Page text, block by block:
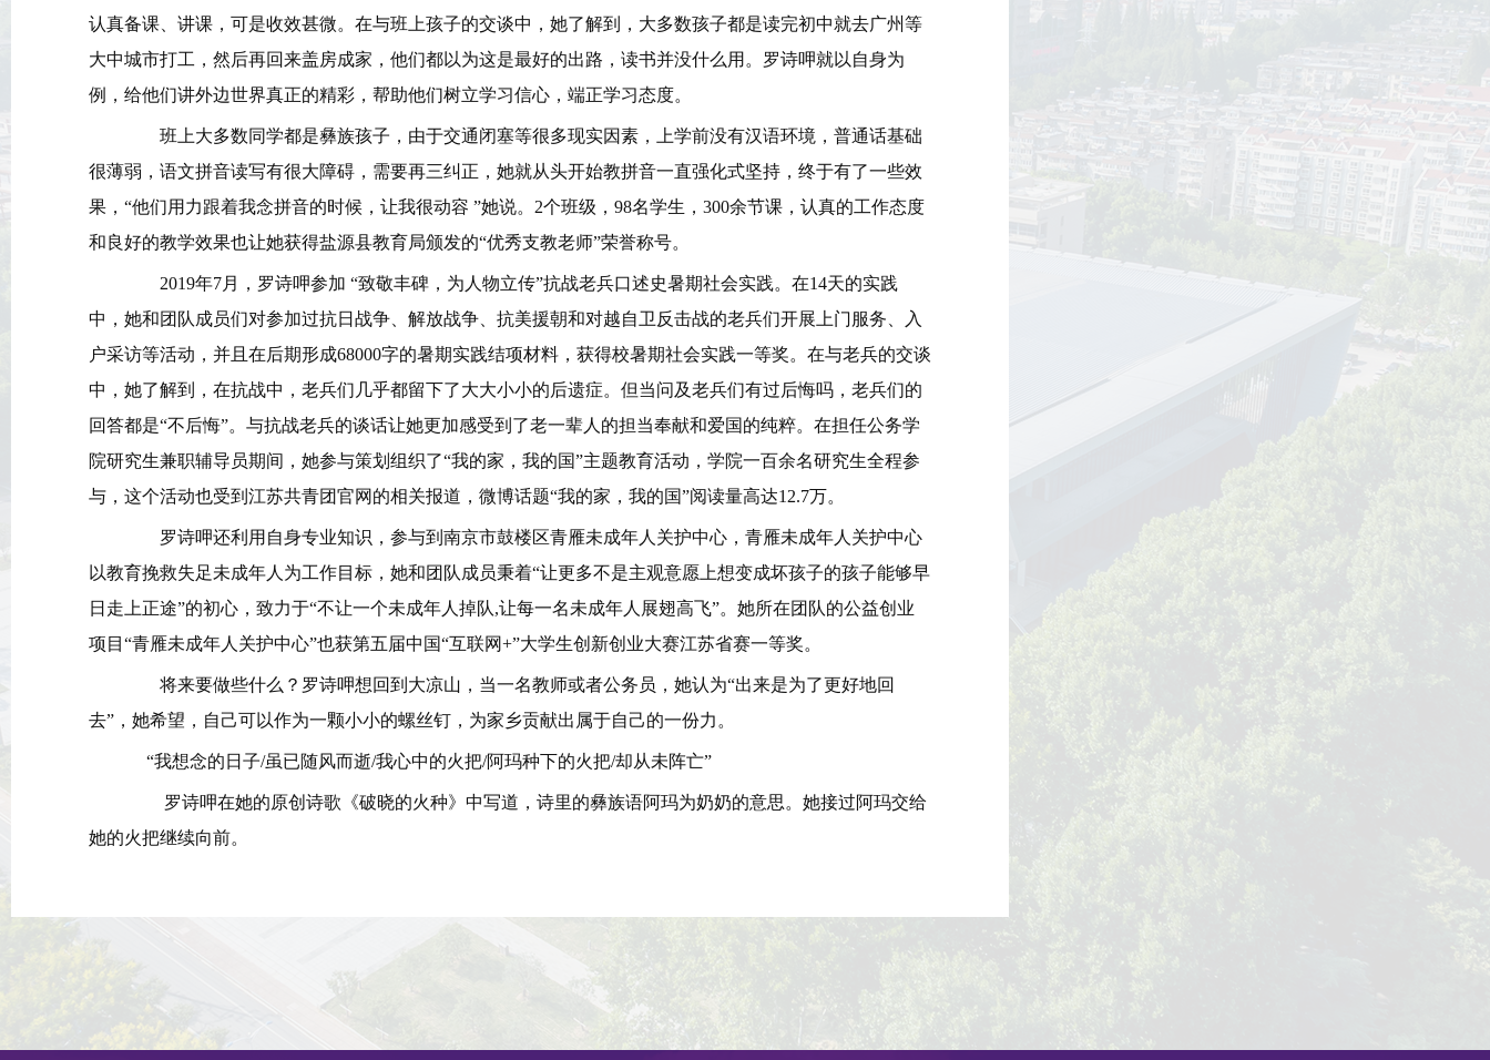
认真备课、讲课，可是收效甚微。在与班上孩子的交谈中，她了解到，大多数孩子都是读完初中就去广州等
大中城市打工，然后再回来盖房成家，他们都以为这是最好的出路，读书并没什么用。罗诗呷就以自身为
例，给他们讲外边世界真正的精彩，帮助他们树立学习信心，端正学习态度。
班上大多数同学都是彝族孩子，由于交通闭塞等很多现实因素，上学前没有汉语环境，普通话基础
很薄弱，语文拼音读写有很大障碍，需要再三纠正，她就从头开始教拼音一直强化式坚持，终于有了一些效
果，“他们用力跟着我念拼音的时候，让我很动容 ”她说。2个班级，98名学生，300余节课，认真的工作态度
和良好的教学效果也让她获得盐源县教育局颁发的“优秀支教老师”荣誉称号。
2019年7月，罗诗呷参加 “致敬丰碑，为人物立传”抗战老兵口述史暑期社会实践。在14天的实践
中，她和团队成员们对参加过抗日战争、解放战争、抗美援朝和对越自卫反击战的老兵们开展上门服务、入
户采访等活动，并且在后期形成68000字的暑期实践结项材料，获得校暑期社会实践一等奖。在与老兵的交谈
中，她了解到，在抗战中，老兵们几乎都留下了大大小小的后遗症。但当问及老兵们有过后悔吗，老兵们的
回答都是“不后悔”。与抗战老兵的谈话让她更加感受到了老一辈人的担当奉献和爱国的纯粹。在担任公务学
院研究生兼职辅导员期间，她参与策划组织了“我的家，我的国”主题教育活动，学院一百余名研究生全程参
与，这个活动也受到江苏共青团官网的相关报道，微博话题“我的家，我的国”阅读量高达12.7万。
罗诗呷还利用自身专业知识，参与到南京市鼓楼区青雁未成年人关护中心，青雁未成年人关护中心
以教育挽救失足未成年人为工作目标，她和团队成员秉着“让更多不是主观意愿上想变成坏孩子的孩子能够早
日走上正途”的初心，致力于“不让一个未成年人掉队,让每一名未成年人展翅高飞”。她所在团队的公益创业
项目“青雁未成年人关护中心”也获第五届中国“互联网+”大学生创新创业大赛江苏省赛一等奖。
将来要做些什么？罗诗呷想回到大凉山，当一名教师或者公务员，她认为“出来是为了更好地回
去”，她希望，自己可以作为一颗小小的螺丝钉，为家乡贡献出属于自己的一份力。
“我想念的日子/虽已随风而逝/我心中的火把/阿玛种下的火把/却从未阵亡”
罗诗呷在她的原创诗歌《破晓的火种》中写道，诗里的彝族语阿玛为奶奶的意思。她接过阿玛交给
她的火把继续向前。